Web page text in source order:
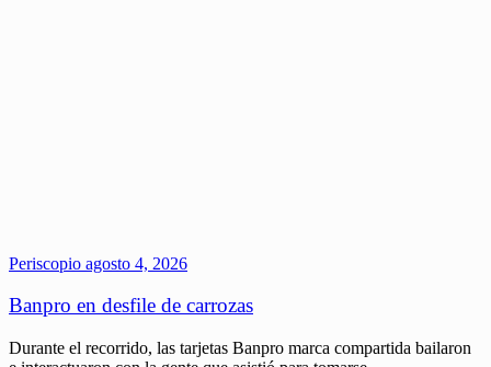
Periscopio agosto 4, 2026
Banpro en desfile de carrozas
Durante el recorrido, las tarjetas Banpro marca compartida bailaron